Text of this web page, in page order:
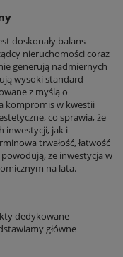
doskonały balans
nieruchomości coraz
generują nadmiernych
wysoki standard
z myślą o
kompromis w kwestii
co sprawia, że
inwestycji, jak i
trwałość, łatwość
że inwestycja w
na lata.
dedykowane
główne